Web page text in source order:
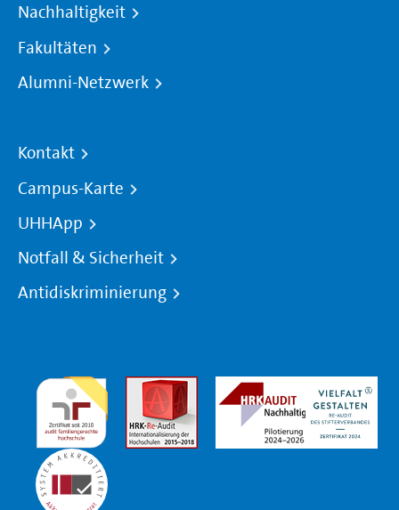
Nachhaltigkeit
Fakultäten
Alumni-Netzwerk
Kontakt
Campus-Karte
UHHApp
Notfall & Sicherheit
Antidiskriminierung